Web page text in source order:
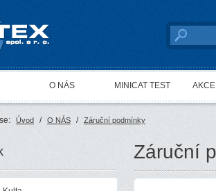
s r. o.
O NÁS MINICAT TEST
Úvod / O NÁS / Záruční podmínky
Záruční